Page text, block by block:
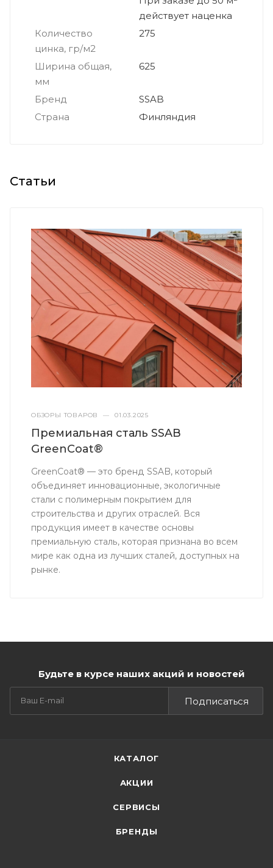
действует наценка
Количество
цинка, гр/м2
275
Ширина общая,
мм
625
Бренд
SSAB
Страна
Финляндия
Статьи
ОБЗОРЫ ТОВАРОВ — 01.03.2025
Премиальная сталь SSAB
GreenCoat®
GreenCoat® — это бренд SSAB, который
объединяет инновационные, экологичные
стали с полимерным покрытием для
строительства и других отраслей. Вся
продукция имеет в качестве основы
премиальную сталь, которая признана во всем
мире как одна из лучших сталей, доступных на
рынке.
Будьте в курсе наших акций и новостей
Подписаться
КАТАЛОГ
АКЦИИ
СЕРВИСЫ
БРЕНДЫ